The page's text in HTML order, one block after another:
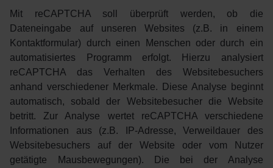
Mit reCAPTCHA soll überprüft werden, ob die
Dateneingabe auf unseren Websites (z.B. in einem
Kontaktformular) durch einen Menschen oder durch ein
automatisiertes Programm erfolgt. Hierzu analysiert
reCAPTCHA das Verhalten des Websitebesuchers
anhand verschiedener Merkmale. Diese Analyse beginnt
automatisch, sobald der Websitebesucher die Website
betritt. Zur Analyse wertet reCAPTCHA verschiedene
Informationen aus (z.B. IP-Adresse, Verweildauer des
Websitebesuchers auf der Website oder vom Nutzer
getätigte Mausbewegungen). Die bei der Analyse